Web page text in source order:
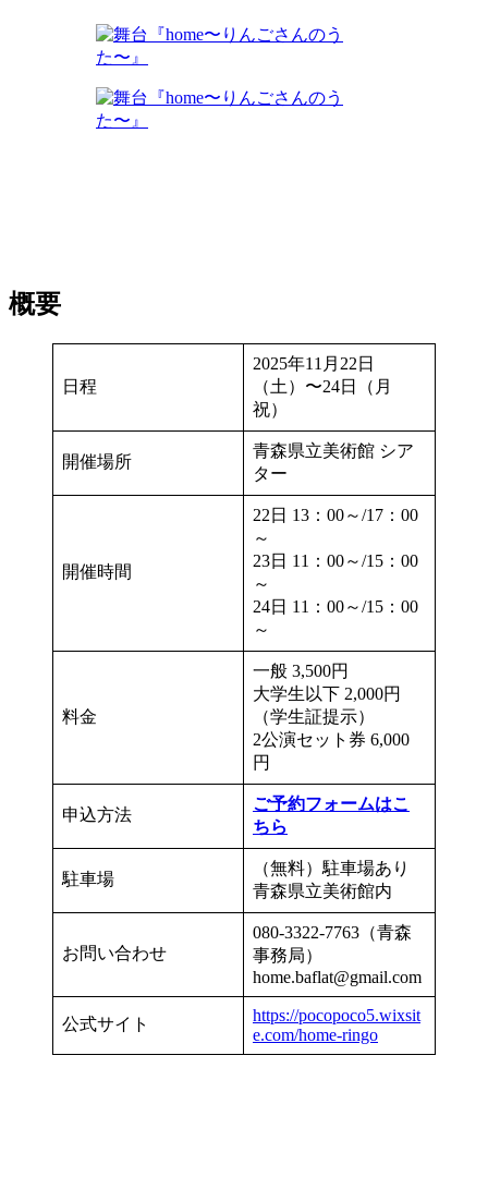
概要
日程
2025年11月22日
（土）〜24日（月
祝）
開催場所
青森県立美術館 シア
ター
開催時間
22日 13：00～/17：00
～
23日 11：00～/15：00
～
24日 11：00～/15：00
～
料金
一般 3,500円
大学生以下 2,000円
（学生証提示）
2公演セット券 6,000
円
申込方法
ご予約フォームはこ
ちら
駐車場
（無料）駐車場あり
青森県立美術館内
お問い合わせ
080-3322-7763（青森
事務局）
home.baflat@gmail.com
公式サイト
https://pocopoco5.wixsit
e.com/home-ringo